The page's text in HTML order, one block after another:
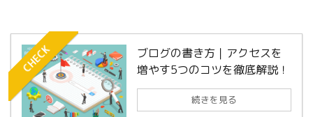
CHECK
ブログの書き方｜アクセスを
増やす5つのコツを徹底解説！
続きを見る